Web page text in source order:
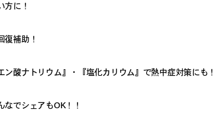
方に！
復補助！
ン酸ナトリウム』・『塩化カリウム』で熱中症対策にも！
なでシェアもOK！！